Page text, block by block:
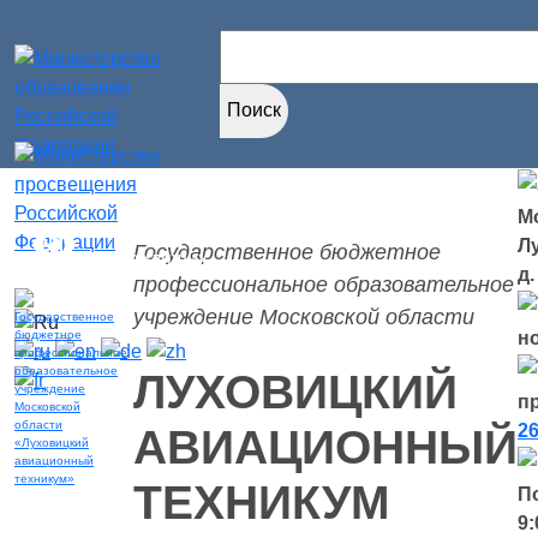
слабовидящих
Государственное бюджетное
профессиональное образовательное
учреждение Московской области
ЛУХОВИЦКИЙ
АВИАЦИОННЫЙ
ТЕХНИКУМ
д.